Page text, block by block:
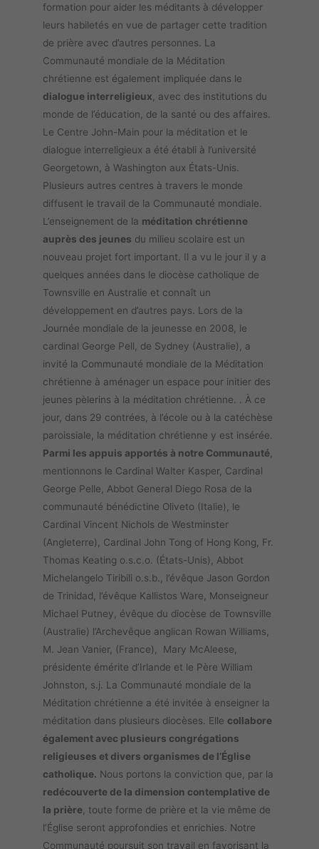
formation pour aider les méditants à développer
leurs habiletés en vue de partager cette tradition
de prière avec d’autres personnes. La
Communauté mondiale de la Méditation
chrétienne est également impliquée dans le
dialogue interreligieux , avec des institutions du
monde de l’éducation, de la santé ou des affaires.
Le Centre John-Main pour la méditation et le
dialogue interreligieux a été établi à l’université
Georgetown, à Washington aux États-Unis.
Plusieurs autres centres à travers le monde
diffusent le travail de la Communauté mondiale.
L’enseignement de la méditation chrétienne
auprès des jeunes du milieu scolaire est un
nouveau projet fort important. Il a vu le jour il y a
quelques années dans le diocèse catholique de
Townsville en Australie et connaît un
développement en d’autres pays. Lors de la
Journée mondiale de la jeunesse en 2008, le
cardinal George Pell, de Sydney (Australie), a
invité la Communauté mondiale de la Méditation
chrétienne à aménager un espace pour initier des
jeunes pèlerins à la méditation chrétienne. . À ce
jour, dans 29 contrées, à l’école ou à la catéchèse
paroissiale, la méditation chrétienne y est insérée.
Parmi les appuis apportés à notre Communauté
mentionnons le Cardinal Walter Kasper, Cardinal
George Pelle, Abbot General Diego Rosa de la
communauté bénédictine Oliveto (Italie), le
Cardinal Vincent Nichols de Westminster
(Angleterre), Cardinal John Tong of Hong Kong, Fr.
Thomas Keating o.s.c.o. (États-Unis), Abbot
Michelangelo Tiribili o.s.b., l’évêque Jason Gordon
de Trinidad, l’évêque Kallistos Ware, Monseigneur
Michael Putney, évêque du diocèse de Townsville
(Australie) l’Archevêque anglican Rowan Williams,
M. Jean Vanier, (France), Mary McAleese,
présidente émérite d’Irlande et le Père William
Johnston, s.j. La Communauté mondiale de la
Méditation chrétienne a été invitée à enseigner la
méditation dans plusieurs diocèses. Elle collabore
également avec plusieurs congrégations
religieuses et divers organismes de l’Église
catholique. Nous portons la conviction que, par la
redécouverte de la dimension contemplative de
la prière , toute forme de prière et la vie même de
l’Église seront approfondies et enrichies. Notre
Communauté poursuit son travail en favorisant la